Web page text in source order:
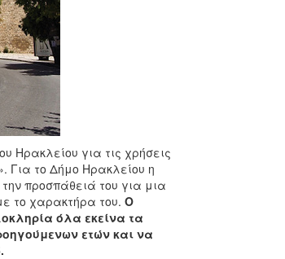
Ηρακλείου για τις χρήσεις
Για το Δήμο Ηρακλείου η
προσπάθειά του για μια
το χαρακτήρα του. Ο
όλα εκείνα τα
ετών και να